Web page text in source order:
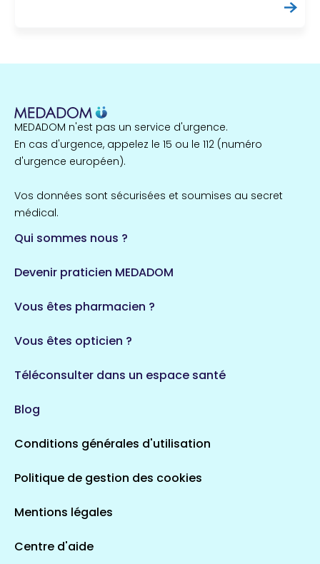
MEDADOM n'est pas un service d'urgence.
En cas d'urgence, appelez le 15 ou le 112 (numéro
d'urgence européen).
Vos données sont sécurisées et soumises au secret
médical.
Qui sommes nous ?
Devenir praticien MEDADOM
Vous êtes pharmacien ?
Vous êtes opticien ?
Téléconsulter dans un espace santé
Blog
Conditions générales d'utilisation
Politique de gestion des cookies
Mentions légales
Centre d'aide